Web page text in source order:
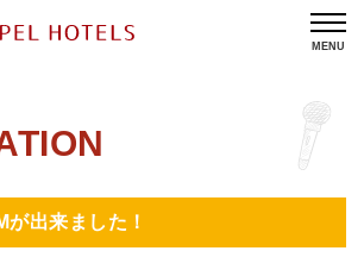
MENU
が出来ました！